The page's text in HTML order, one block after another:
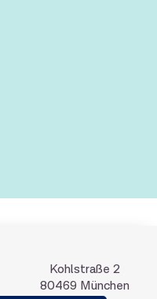
Kohlstraße 2
80469 München